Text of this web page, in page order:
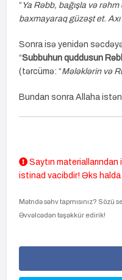
“ Ya Rəbb, bağışla və
baxmayaraq güzəşt et.
Sonra isə yenidən
“Subbuhun quddusun
(tərcümə: “Mələklərin və
Bundan sonra Allaha
Saytın
istinad vacibdir! Əks halda
Mətndə səhv tapmısınız? Sözü
Əvvəlcədən təşəkkür edirik!